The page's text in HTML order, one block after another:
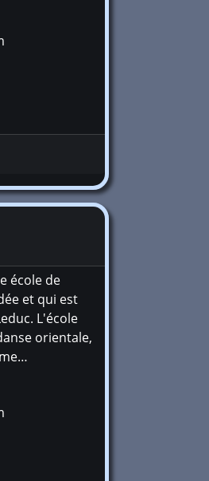
école de
et qui est
L'école
orientale,